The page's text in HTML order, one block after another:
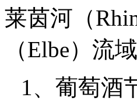
莱茵河（
（Elbe）流
1、葡萄